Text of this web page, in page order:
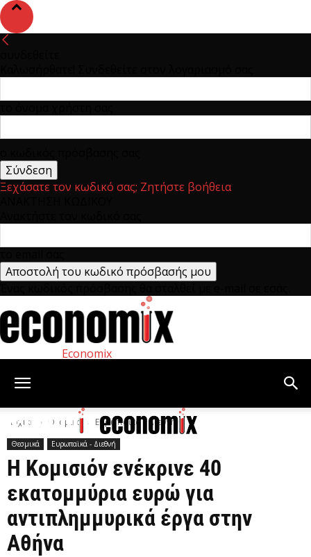
Ξεχάσατε τον κωδικό σας; Ζητήστε βοήθεια
Economix
Αρχική Θεσμικά Ευρωπαϊκά - Διεθνή
Θεσμικά Ευρωπαϊκά - Διεθνή
H Κομισιόν ενέκρινε 40
εκατομμύρια ευρώ για
αντιπλημμυρικά έργα στην
Αθήνα